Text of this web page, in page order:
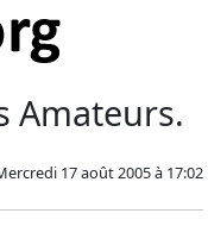
Amateurs.
17 août 2005 à 17:02